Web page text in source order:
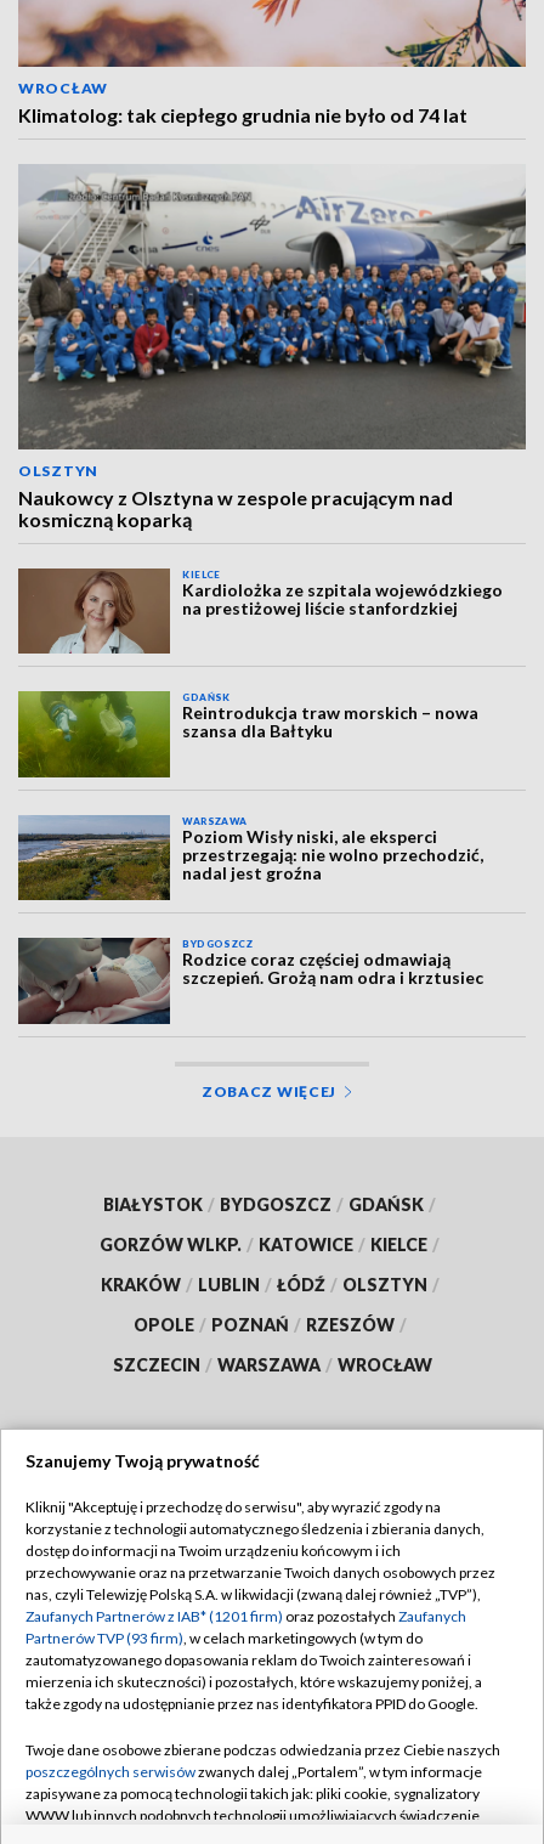
WROCŁAW
Klimatolog: tak ciepłego grudnia nie było od 74 lat
OLSZTYN
Naukowcy z Olsztyna w zespole pracującym nad
kosmiczną koparką
KIELCE
Kardiolożka ze szpitala wojewódzkiego
na prestiżowej liście stanfordzkiej
GDAŃSK
Reintrodukcja traw morskich – nowa
szansa dla Bałtyku
WARSZAWA
Poziom Wisły niski, ale eksperci
przestrzegają: nie wolno przechodzić,
nadal jest groźna
BYDGOSZCZ
Rodzice coraz częściej odmawiają
szczepień. Grożą nam odra i krztusiec
ZOBACZ WIĘCEJ
BIAŁYSTOK / BYDGOSZCZ / GDAŃSK /
GORZÓW WLKP. / KATOWICE / KIELCE /
KRAKÓW / LUBLIN / ŁÓDŹ / OLSZTYN /
OPOLE / POZNAŃ / RZESZÓW /
SZCZECIN / WARSZAWA / WROCŁAW
TVP
Abonament TVP
Emisja w TVP
Centrum informacji TVP
Naziemna Telewizja Cyfrowa
Rada Programowa
System NOS
Regulamin TVP
Polityka prywatności
Moje zgody
Pomoc
Kontakt
Szanujemy Twoją prywatność
Kliknij "Akceptuję i przechodzę do serwisu", aby wyrazić zgody na
korzystanie z technologii automatycznego śledzenia i zbierania danych,
dostęp do informacji na Twoim urządzeniu końcowym i ich
przechowywanie oraz na przetwarzanie Twoich danych osobowych przez
nas, czyli Telewizję Polską S.A. w likwidacji (zwaną dalej również „TVP”),
Zaufanych Partnerów z IAB* (1201 firm) oraz pozostałych Zaufanych
Partnerów TVP (93 firm), w celach marketingowych (w tym do
zautomatyzowanego dopasowania reklam do Twoich zainteresowań i
mierzenia ich skuteczności) i pozostałych, które wskazujemy poniżej, a
także zgody na udostępnianie przez nas identyfikatora PPID do Google.
Twoje dane osobowe zbierane podczas odwiedzania przez Ciebie naszych
poszczególnych serwisówzwanych dalej „Portalem”, w tym informacje
zapisywane za pomocą technologii takich jak: pliki cookie, sygnalizatory
WWW lub innych podobnych technologii umożliwiających świadczenie